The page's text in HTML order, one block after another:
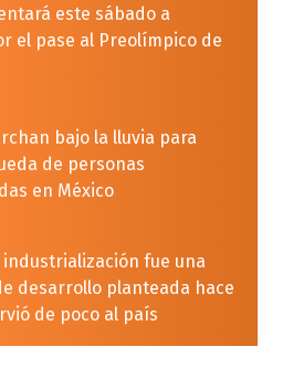
este sábado a
el pase al Preolímpico de
bajo la lluvia para
de personas
en México
industrialización fue una
desarrollo planteada hace
de poco al país